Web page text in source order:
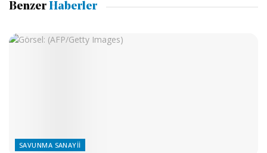
Benzer Haberler
SAVUNMA SANAYII